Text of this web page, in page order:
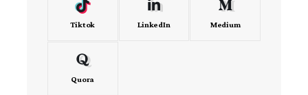
Tiktok LinkedIn Medium
Quora